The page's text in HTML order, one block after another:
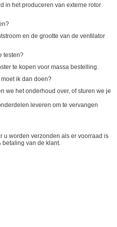
in het produceren van externe rotor
en de grootte van de ventilator
testen?
te kopen voor massa bestelling.
ik dan doen?
we het onderhoud over, of sturen we je
leveren om te vervangen
u worden verzonden als er voorraad is
betaling van de klant.